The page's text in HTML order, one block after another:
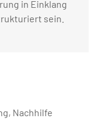
in Einklang
sein.
Nachhilfe